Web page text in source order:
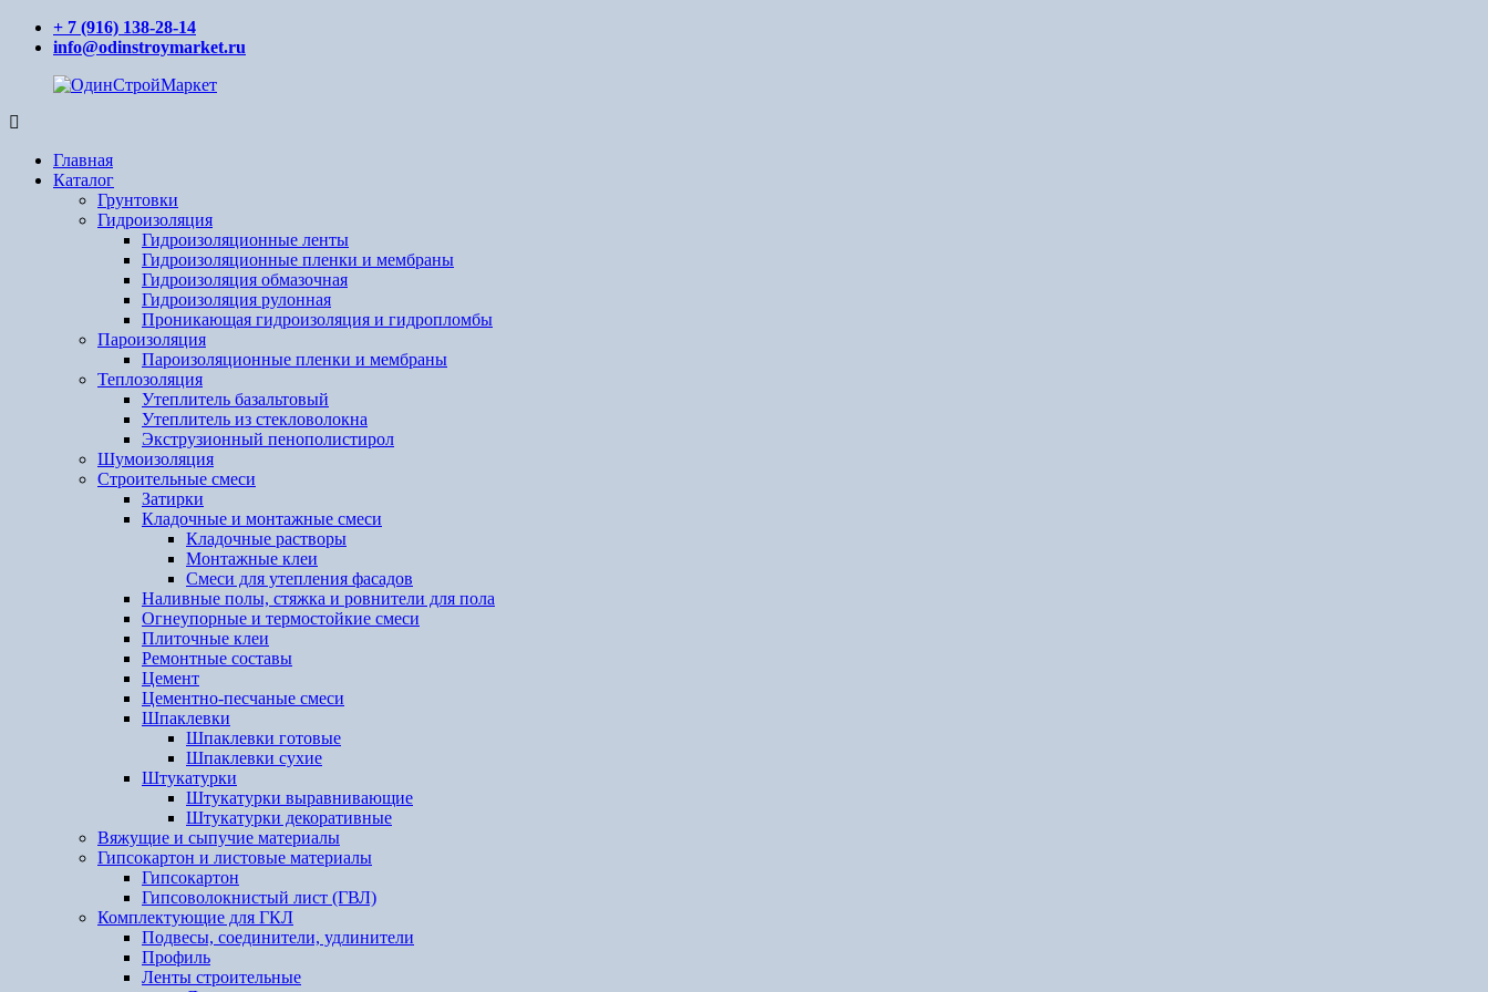
Перейти+ 7 (916) 138-28-14
info@odinstroymarket.ru
поставщик
стройматериалов
Главная
Каталог
Грунтовки
Гидроизоляция
Гидроизоляционные ленты
Гидроизоляционные пленки и мембраны
Гидроизоляция обмазочная
Гидроизоляция рулонная
Проникающая гидроизоляция и гидропломбы
Пароизоляция
Пароизоляционные пленки и мембраны
Теплозоляция
Утеплитель базальтовый
Утеплитель из стекловолокна
Экструзионный пенополистирол
Шумоизоляция
Строительные смеси
Затирки
Кладочные и монтажные смеси
Кладочные растворы
Монтажные клеи
Смеси для утепления фасадов
Наливные полы, стяжка и ровнители для пола
Огнеупорные и термостойкие смеси
Плиточные клеи
Ремонтные составы
Цемент
Цементно-песчаные смеси
Шпаклевки
Шпаклевки готовые
Шпаклевки сухие
Штукатурки
Штукатурки выравнивающие
Штукатурки декоративные
Вяжущие и сыпучие материалы
Гипсокартон и листовые материалы
Гипсокартон
Гипсоволокнистый лист (ГВЛ)
Комплектующие для ГКЛ
Подвесы, соединители, удлинители
Профиль
Ленты строительные